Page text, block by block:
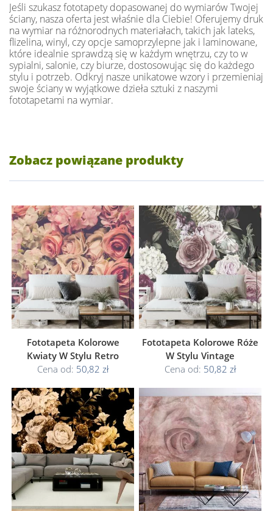
Jeśli szukasz fototapety dopasowanej do wymiarów Twojej
ściany, nasza oferta jest właśnie dla Ciebie! Oferujemy druk
na wymiar na różnorodnych materiałach, takich jak lateks,
flizelina, winyl, czy opcje samoprzylepne jak i laminowane,
które idealnie sprawdzą się w każdym wnętrzu, czy to w
sypialni, salonie, czy biurze, dostosowując się do każdego
stylu i potrzeb. Odkryj nasze unikatowe wzory i przemieniaj
swoje ściany w wyjątkowe dzieła sztuki z naszymi
fototapetami na wymiar.
Zobacz powiązane produkty
Fototapeta Kolorowe
Kwiaty W Stylu Retro
Cena od: 50,82 zł
Fototapeta Kolorowe Róże
W Stylu Vintage
Cena od: 50,82 zł